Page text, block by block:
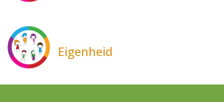
Eigenheid